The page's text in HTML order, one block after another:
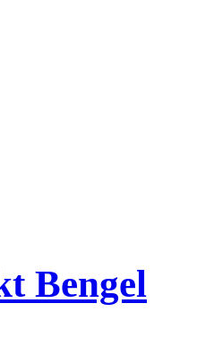
Bengel